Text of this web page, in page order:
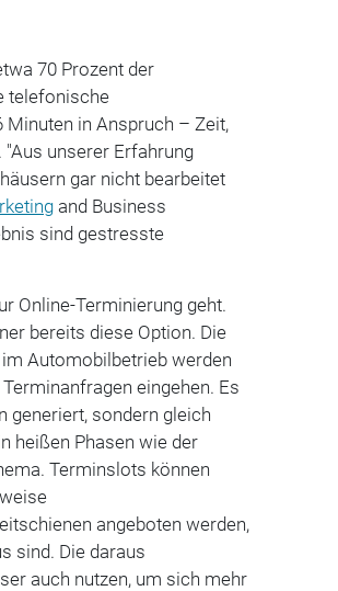
70 Prozent der
telefonische
in Anspruch – Zeit,
unserer Erfahrung
gar nicht bearbeitet
and Business
sind gestresste
Online-Terminierung geht.
bereits diese Option. Die
Automobilbetrieb werden
eingehen. Es
generiert, sondern gleich
heißen Phasen wie der
Terminslots können
angeboten werden,
sind. Die daraus
auch nutzen, um sich mehr